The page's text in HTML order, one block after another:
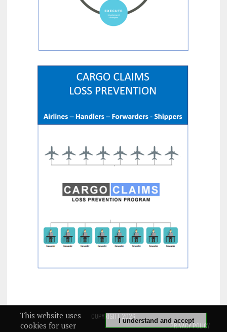
COPYRIGHT 2026
PRIVACY POLICY
I understand and accept
This website uses
cookies for user